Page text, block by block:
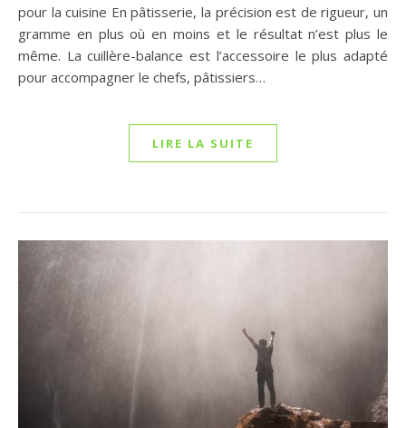
pour la cuisine En pâtisserie, la précision est de rigueur, un
gramme en plus où en moins et le résultat n’est plus le
même. La cuillère-balance est l’accessoire le plus adapté
pour accompagner le chefs, pâtissiers…
LIRE LA SUITE